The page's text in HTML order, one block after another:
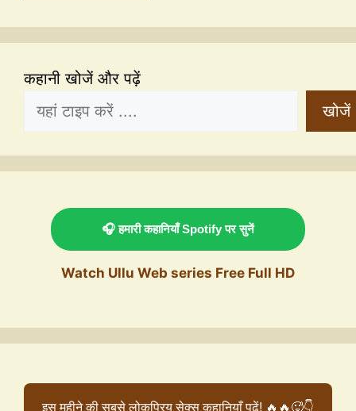
कहानी खोजें और पढ़ें
खोजें
🎧 हमारी कहानियाँ Spotify पर सुनें
Watch Ullu Web series Free Full HD
इस महीने की सबसे लोकप्रिय सेक्स कहानियाँ पढ़ें! 🔥🔥🥵👇